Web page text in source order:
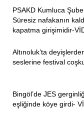
PSAKD Kumluca
Süresiz nafakanın
kapatma girişimidir-
Altınoluk’ta
seslerine festival
Bingöl’de JES
eşliğinde köye girdi-